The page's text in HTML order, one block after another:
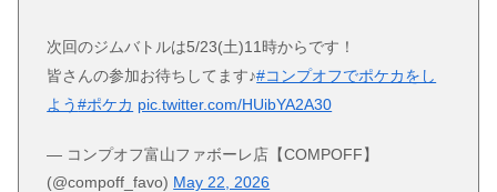
次回のジムバトルは5/23(土)11時からです！
皆さんの参加お待ちしてます♪#コンプオフでポケカをし
よう#ポケカ pic.twitter.com/HUibYA2A30
— コンプオフ富山ファボーレ店【COMPOFF】
(@compoff_favo) May 22, 2026